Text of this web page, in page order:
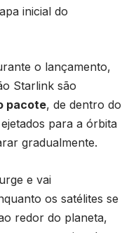
inicial do
o lançamento,
Starlink são
pacote, de dentro do
para a órbita
gradualmente.
e vai
os satélites se
redor do planeta,